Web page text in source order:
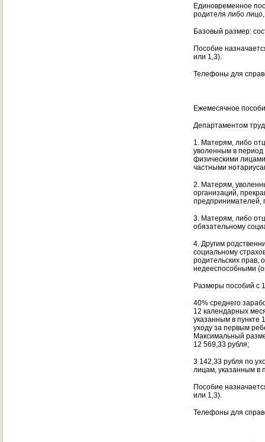
Единовременное
родителя либо
Базовый размер:
Пособие
или 1,3).
Телефоны для
Ежемесячное
Департаментом
1. Матерям, либо
уволенным в период
физическими
частными
2. Матерям,
организаций,
предпринимателей,
3. Матерям, либо
обязательному
4. Другим
социальному
родительских прав,
недееспособными
Размеры пособий с
40% среднего
12 календарных
указанным в пункте
уходу за первым
Максимальный
12 569,33 рубля;
3 142,33 рубля по
лицам, указанным в
Пособие
или 1,3).
Телефоны для